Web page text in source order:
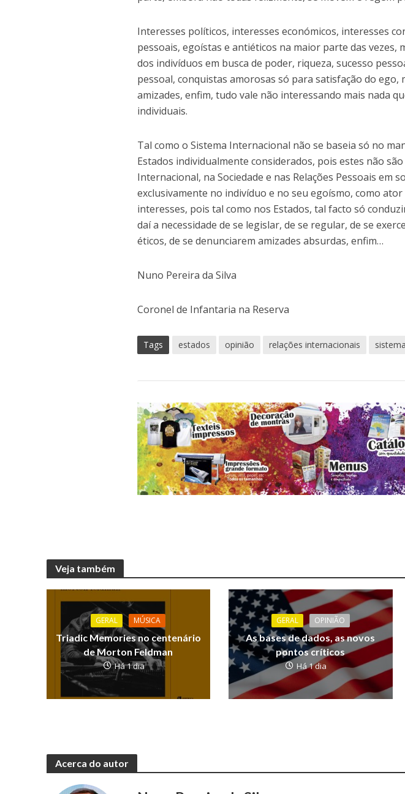
Interesses políticos, interesses económicos, interesses
pessoais, egoístas e antiéticos na maior parte das vezes,
dos indivíduos em busca de poder, riqueza, sucesso
pessoal, conquistas amorosas só para satisfação do
amizades, enfim, tudo vale não interessando mais nada
individuais.
Tal como o Sistema Internacional não se baseia só no
Estados individualmente considerados, pois estes não
Internacional, na Sociedade e nas Relações Pessoais em
exclusivamente no indivíduo e no seu egoísmo, como
interesses, pois tal como nos Estados, tal facto só
daí a necessidade de se legislar, de se regular, de se
éticos, de se denunciarem amizades absurdas, enfim…
Nuno Pereira da Silva
Coronel de Infantaria na Reserva
Tags estados opinião relações internacionais
Veja também
GERAL MÚSICA
Triadic Memories no centenário
de Morton Feldman
Há 1 dia
GERAL OPINIÃO
As bases de dados, as novos
pontos críticos
Há 1 dia
Acerca do autor